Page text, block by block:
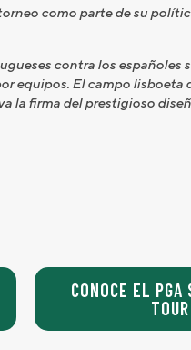
como parte de su
contra los españoles
El campo lisboeta
la firma del prestigioso
CONOCE EL PGA
TOUR